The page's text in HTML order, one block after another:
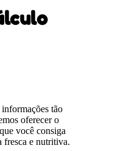
tão
oferecer o
você consiga
fresca e nutritiva.